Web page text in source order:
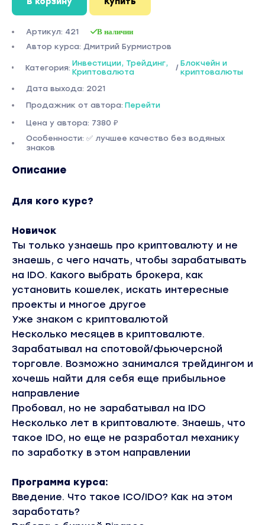
Артикул: 421 В наличии
Автор курса: Дмитрий Бурмистров
Категория: Инвестиции, Трейдинг,
Криптовалюта
/ Блокчейн и
криптовалюты
Дата выхода: 2021
Продажник от автора: Перейти
Цена у автора: 7380 ₽
Особенности: ✅ лучшее качество без водяных
знаков
Описание
Для кого курс?
Новичок
Ты только узнаешь про криптовалюту и не
знаешь, с чего начать, чтобы зарабатывать
на IDO. Какого выбрать брокера, как
установить кошелек, искать интересные
проекты и многое другое
Уже знаком с криптовалютой
Несколько месяцев в криптовалюте.
Зарабатывал на спотовой/фьючерсной
торговле. Возможно занимался трейдингом и
хочешь найти для себя еще прибыльное
направление
Пробовал, но не зарабатывал на IDO
Несколько лет в криптовалюте. Знаешь, что
такое IDO, но еще не разработал механику
по заработку в этом направлении
Программа курса:
Введение. Что такое ICO/IDO? Как на этом
заработать?